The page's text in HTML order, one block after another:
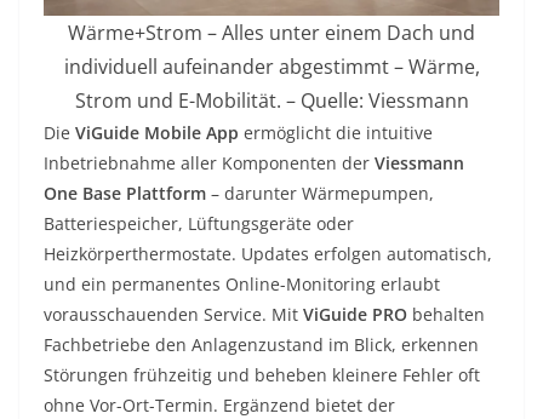
Wärme+Strom – Alles unter einem Dach und
individuell aufeinander abgestimmt – Wärme,
Strom und E-Mobilität. – Quelle: Viessmann
Die ViGuide Mobile App ermöglicht die intuitive
Inbetriebnahme aller Komponenten der Viessmann
One Base Plattform – darunter Wärmepumpen,
Batteriespeicher, Lüftungsgeräte oder
Heizkörperthermostate. Updates erfolgen automatisch,
und ein permanentes Online-Monitoring erlaubt
vorausschauenden Service. Mit ViGuide PRO behalten
Fachbetriebe den Anlagenzustand im Blick, erkennen
Störungen frühzeitig und beheben kleinere Fehler oft
ohne Vor-Ort-Termin. Ergänzend bietet der